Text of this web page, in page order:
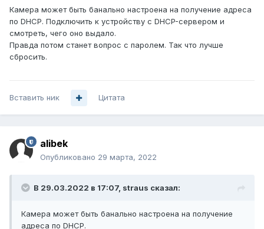
Камера может быть банально настроена на получение адреса
по DHCP. Подключить к устройству с DHCP-сервером и
смотреть, чего оно выдало.
Правда потом станет вопрос с паролем. Так что лучше
сбросить.
Вставить ник Цитата
alibek
Опубликовано 29 марта, 2022
В 29.03.2022 в 17:07, straus сказал:
Камера может быть банально настроена на получение
адреса по DHCP.